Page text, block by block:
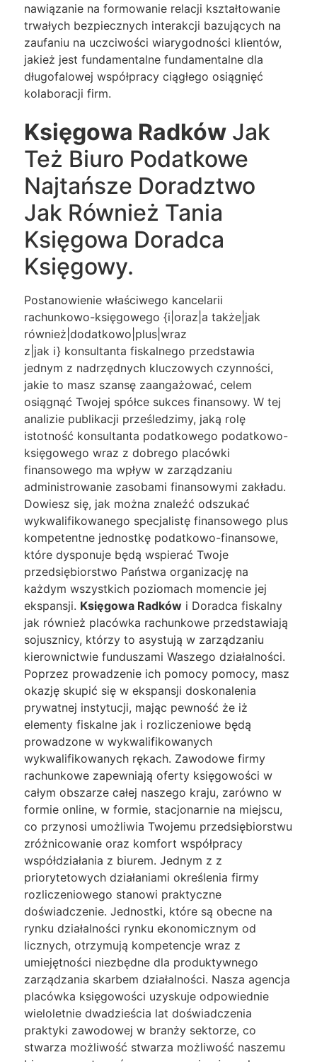
nawiązanie na formowanie relacji kształtowanie
trwałych bezpiecznych interakcji bazujących na
zaufaniu na uczciwości wiarygodności klientów,
jakież jest fundamentalne fundamentalne dla
długofalowej współpracy ciągłego osiągnięć
kolaboracji firm.
Księgowa Radków Jak
Też Biuro Podatkowe
Najtańsze Doradztwo
Jak Również Tania
Księgowa Doradca
Księgowy.
Postanowienie właściwego kancelarii
rachunkowo-księgowego {i|oraz|a także|jak
również|dodatkowo|plus|wraz
z|jak i} konsultanta fiskalnego przedstawia
jednym z nadrzędnych kluczowych czynności,
jakie to masz szansę zaangażować, celem
osiągnąć Twojej spółce sukces finansowy. W tej
analizie publikacji prześledzimy, jaką rolę
istotność konsultanta podatkowego podatkowo-
księgowego wraz z dobrego placówki
finansowego ma wpływ w zarządzaniu
administrowanie zasobami finansowymi zakładu.
Dowiesz się, jak można znaleźć odszukać
wykwalifikowanego specjalistę finansowego plus
kompetentne jednostkę podatkowo-finansowe,
które dysponuje będą wspierać Twoje
przedsiębiorstwo Państwa organizację na
każdym wszystkich poziomach momencie jej
ekspansji. Księgowa Radków i Doradca fiskalny
jak również placówka rachunkowe przedstawiają
sojusznicy, którzy to asystują w zarządzaniu
kierownictwie funduszami Waszego działalności.
Poprzez prowadzenie ich pomocy pomocy, masz
okazję skupić się w ekspansji doskonalenia
prywatnej instytucji, mając pewność że iż
elementy fiskalne jak i rozliczeniowe będą
prowadzone w wykwalifikowanych
wykwalifikowanych rękach. Zawodowe firmy
rachunkowe zapewniają oferty księgowości w
całym obszarze całej naszego kraju, zarówno w
formie online, w formie, stacjonarnie na miejscu,
co przynosi umożliwia Twojemu przedsiębiorstwu
zróżnicowanie oraz komfort współpracy
współdziałania z biurem. Jednym z z
priorytetowych działaniami określenia firmy
rozliczeniowego stanowi praktyczne
doświadczenie. Jednostki, które są obecne na
rynku działalności rynku ekonomicznym od
licznych, otrzymują kompetencje wraz z
umiejętności niezbędne dla produktywnego
zarządzania skarbem działalności. Nasza agencja
placówka księgowości uzyskuje odpowiednie
wieloletnie dwadzieścia lat doświadczenia
praktyki zawodowej w branży sektorze, co
stwarza możliwość stwarza możliwość naszemu